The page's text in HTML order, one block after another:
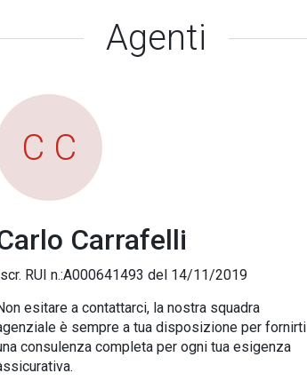
Agenti
C C
Carrafelli
RUI n.:A000641493 del 14/11/2019
esitare a contattarci, la nostra squadra
è sempre a tua disposizione per fornirti
consulenza completa per ogni tua esigenza